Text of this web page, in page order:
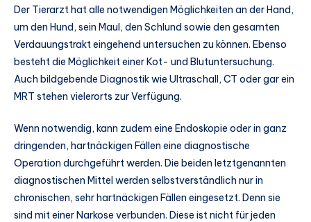
Der Tierarzt hat alle notwendigen Möglichkeiten an der Hand,
um den Hund, sein Maul, den Schlund sowie den gesamten
Verdauungstrakt eingehend untersuchen zu können. Ebenso
besteht die Möglichkeit einer Kot- und Blutuntersuchung.
Auch bildgebende Diagnostik wie Ultraschall, CT oder gar ein
MRT stehen vielerorts zur Verfügung.
Wenn notwendig, kann zudem eine Endoskopie oder in ganz
dringenden, hartnäckigen Fällen eine diagnostische
Operation durchgeführt werden. Die beiden letztgenannten
diagnostischen Mittel werden selbstverständlich nur in
chronischen, sehr hartnäckigen Fällen eingesetzt. Denn sie
sind mit einer Narkose verbunden. Diese ist nicht für jeden